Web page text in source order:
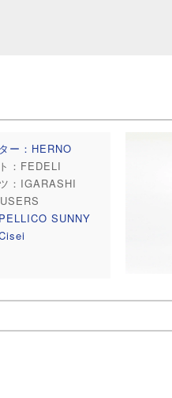
ー：HERNO
：FEDELI
：IGARASHI
SUNNY